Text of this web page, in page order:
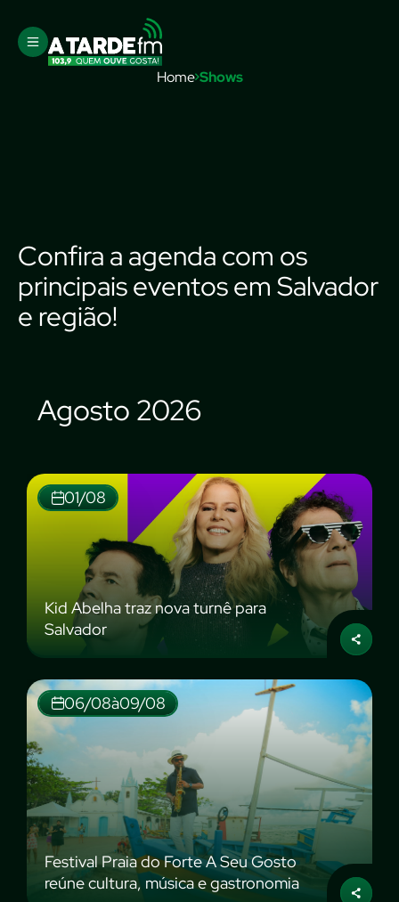
Home Shows
Confira a agenda com os
principais eventos em Salvador
e região!
Agosto 2026
01/08
Kid Abelha traz nova turnê para
Salvador
06/08à09/08
Festival Praia do Forte A Seu Gosto
reúne cultura, música e gastronomia